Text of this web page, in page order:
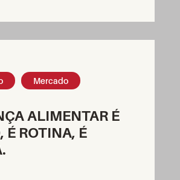
Mercado
ALIMENTAR É
É ROTINA, É